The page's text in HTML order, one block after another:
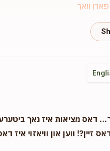
וואך
דאס מציאות איז נאך
זיין?! ווען און וויאזוי איז